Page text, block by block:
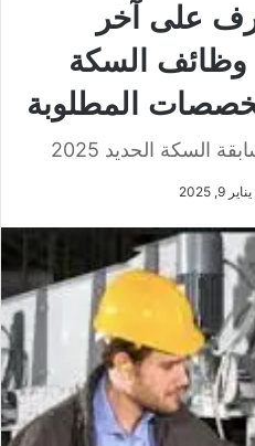
على آخر
وظائف السكة
السكة الحديد 2025
يناير 9, 2025